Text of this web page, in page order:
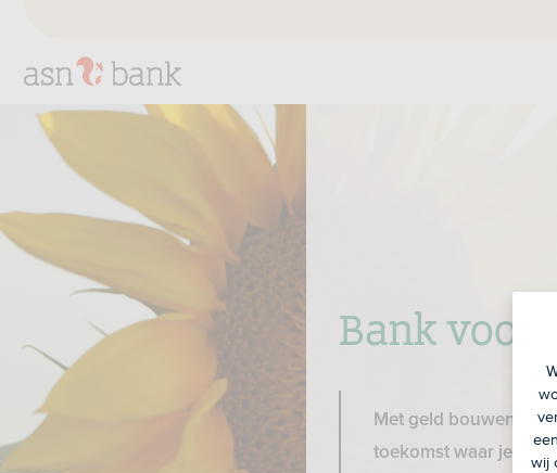
Bank voor
Met geld bouwen we
toekomst waar je
wij